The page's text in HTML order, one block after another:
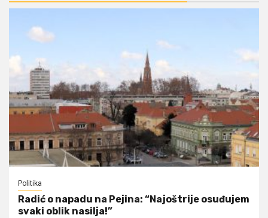
Politika
Radić o napadu na Pejina: “Najoštrije osuđujem
svaki oblik nasilja!”